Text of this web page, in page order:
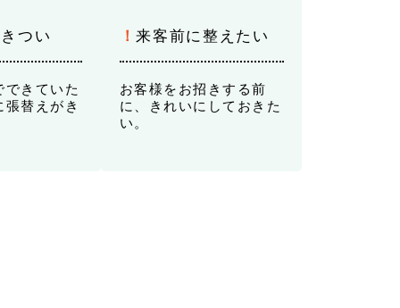
つい
できていた
替えがき
！来客前に整えたい
お客様をお招きする前
に、きれいにしておきた
い。